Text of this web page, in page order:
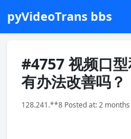
pyVideoTrans bbs
#4757 视频口型
有办法改善吗？
128.241.**8 Posted at: 2